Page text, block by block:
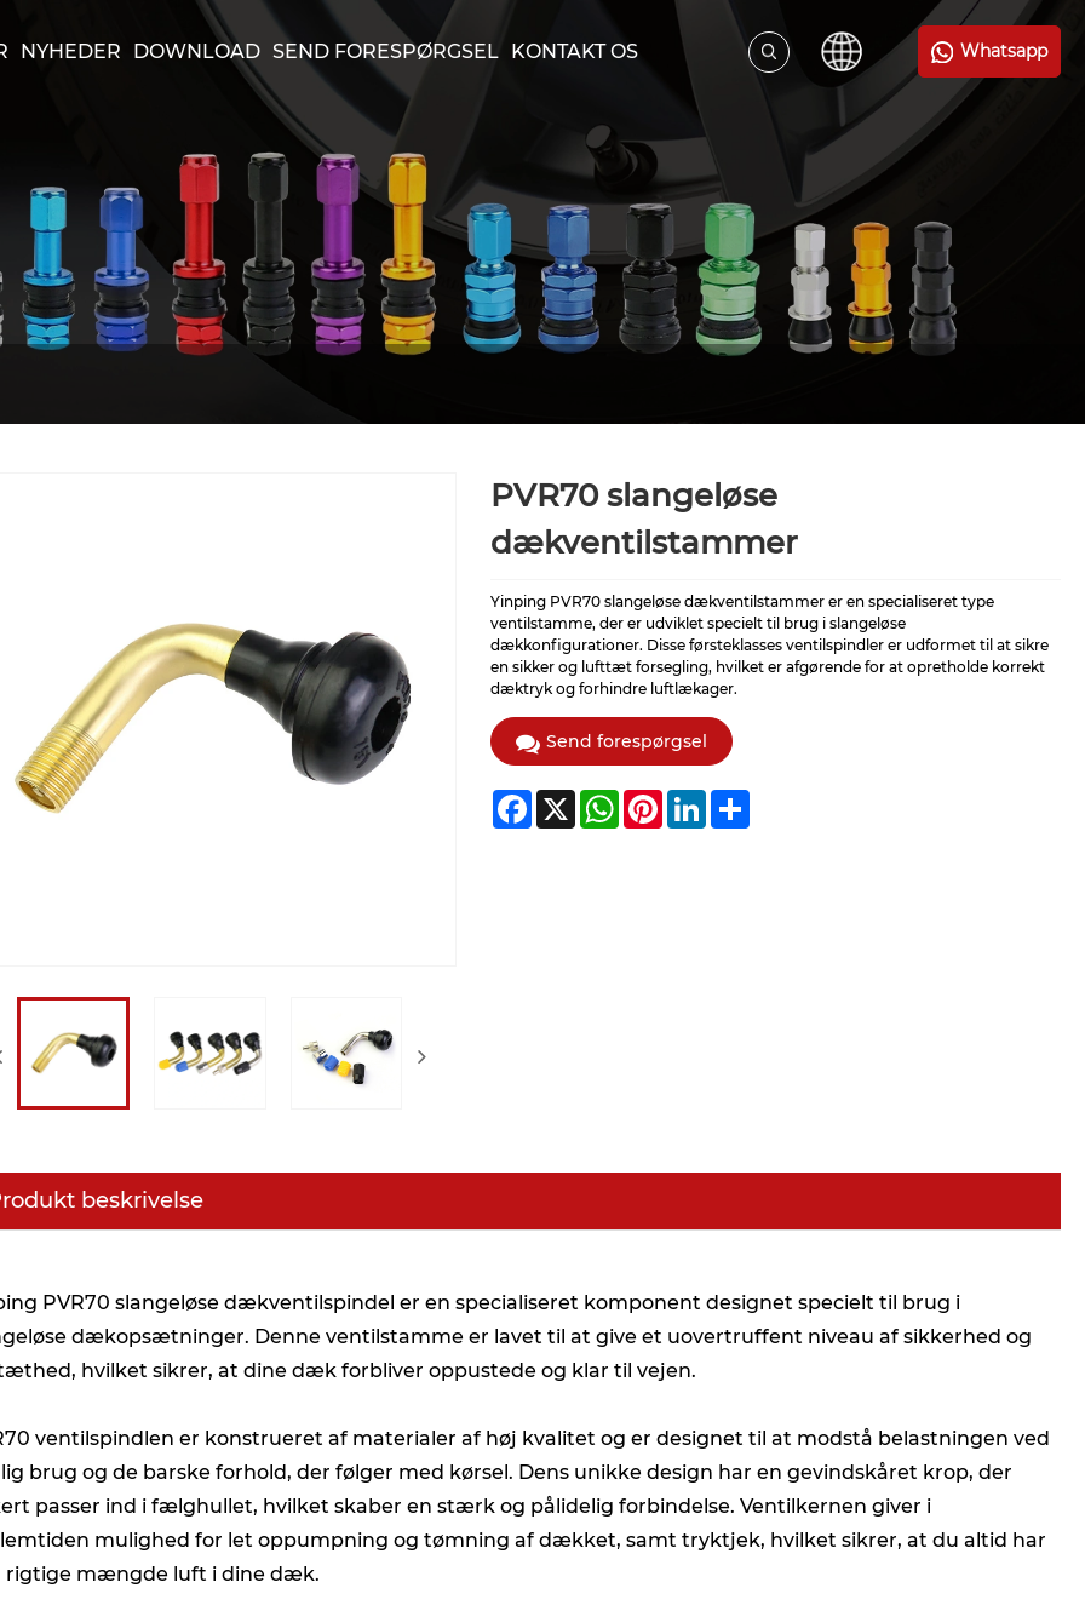
NYHEDER DOWNLOAD SEND FORESPØRGSEL KONTAKT OS Whatsapp
PVR70 slangeløse
dækventilstammer
Yinping PVR70 slangeløse dækventilstammer er en specialiseret type
ventilstamme, der er udviklet specielt til brug i slangeløse
dækkonfigurationer. Disse førsteklasses ventilspindler er udformet til at sikre
en sikker og lufttæt forsegling, hvilket er afgørende for at opretholde korrekt
dæktryk og forhindre luftlækager.
Send forespørgsel
Facebook
X WhatsAppPinterestLinkedInShare
beskrivelse
PVR70 slangeløse dækventilspindel er en specialiseret komponent designet specielt til brug i
dækopsætninger. Denne ventilstamme er lavet til at give et uovertruffent niveau af sikkerhed og
hvilket sikrer, at dine dæk forbliver oppustede og klar til vejen.
ventilspindlen er konstrueret af materialer af høj kvalitet og er designet til at modstå belastningen ved
brug og de barske forhold, der følger med kørsel. Dens unikke design har en gevindskåret krop, der
passer ind i fælghullet, hvilket skaber en stærk og pålidelig forbindelse. Ventilkernen giver i
mulighed for let oppumpning og tømning af dækket, samt tryktjek, hvilket sikrer, at du altid har
rigtige mængde luft i dine dæk.